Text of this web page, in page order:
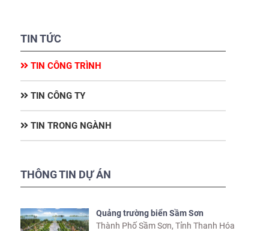
TIN TỨC
TIN CÔNG TRÌNH
TIN CÔNG TY
TIN TRONG NGÀNH
THÔNG TIN DỰ ÁN
Quảng trường biển Sầm Sơn
Thành Phố Sầm Sơn, Tỉnh Thanh Hóa